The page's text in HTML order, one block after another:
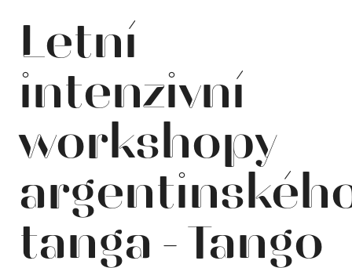
Letní
intenzivní
workshopy
tanga - Tango